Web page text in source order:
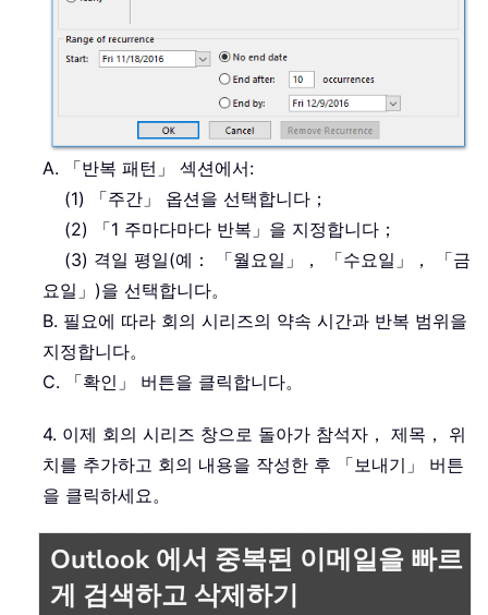
A. 「반복 패턴」 섹션에서:
(1) 「주간」 옵션을 선택합니다；
(2) 「1 주마다마다 반복」을 지정합니다；
(3) 격일 평일(예： 「월요일」， 「수요일」， 「금
요일」)을 선택합니다。
B. 필요에 따라 회의 시리즈의 약속 시간과 반복 범위을
지정합니다。
C. 「확인」 버튼을 클릭합니다。
4. 이제 회의 시리즈 창으로 돌아가 참석자， 제목， 위
치를 추가하고 회의 내용을 작성한 후 「보내기」 버튼
을 클릭하세요。
Outlook 에서 중복된 이메일을 빠르
게 검색하고 삭제하기